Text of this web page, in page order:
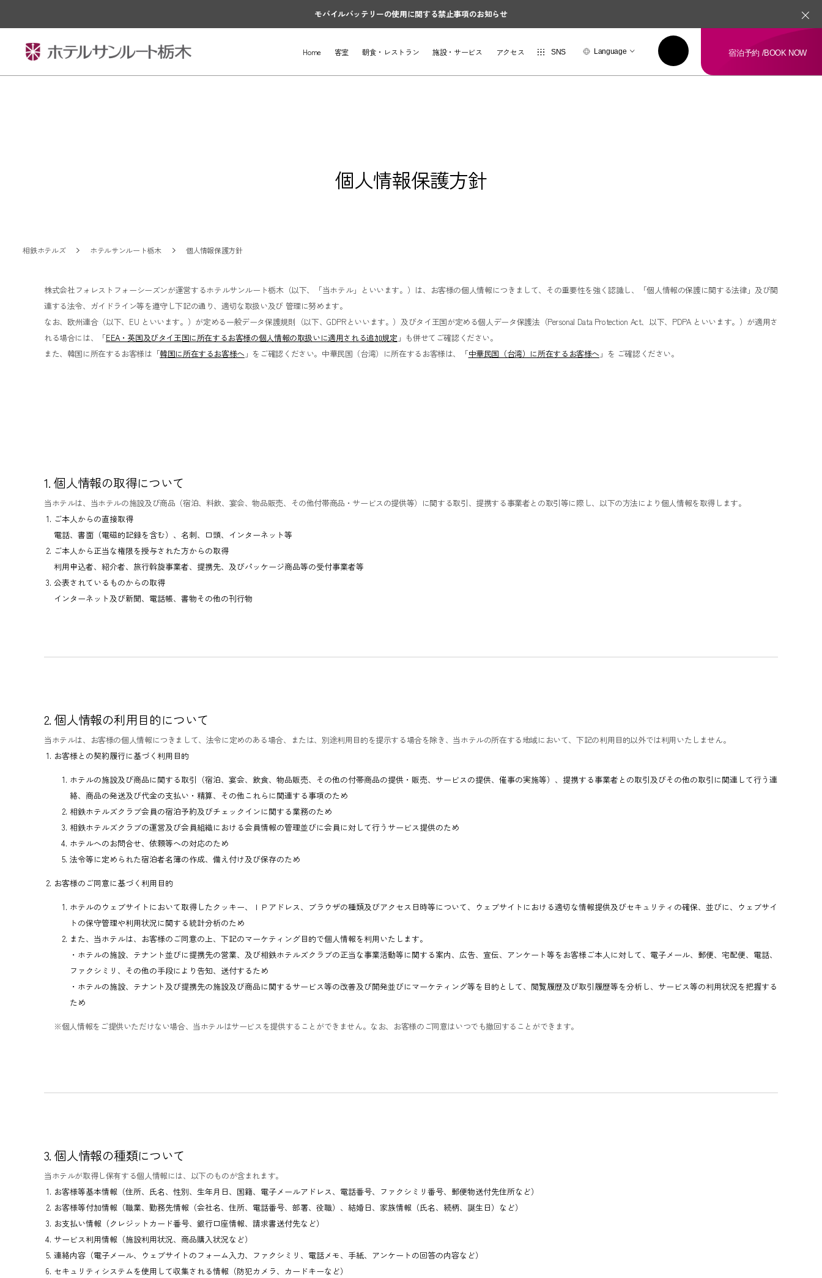
モバイルバッテリーの使用に関する禁止事項のお知らせ
Home 客室 朝食・レストラン 施設・サービス アクセス SNS Language 宿泊予約 /BOOK NOW
個人情報保護方針
相鉄ホテルズ ホテルサンルート栃木 個人情報保護方針
株式会社フォレストフォーシーズンが運営するホテルサンルート栃木（以下、「当ホテル」といいます。）は、お客様の個人情報につきまして、その重要性を強く認識し、「個人情報の保護に関する法律」及び関
連する法令、ガイドライン等を遵守し下記の通り、適切な取扱い及び 管理に努めます。
なお、欧州連合（以下、EU といいます。）が定める一般データ保護規則（以下、GDPRといいます。）及びタイ王国が定める個人データ保護法（Personal Data Protection Act、以下、PDPA といいます。）が適用さ
れる場合には、「EEA・英国及びタイ王国に所在するお客様の個人情報の取扱いに適用される追加規定 」も併せてご確認ください。
また、韓国に所在するお客様は「韓国に所在するお客様へ 」をご確認ください。中華民国（台湾）に所在するお客様は、「中華民国（台湾）に所在するお客様へ 」を ご確認ください。
1. 個人情報の取得について
当ホテルは、当ホテルの施設及び商品（宿泊、料飲、宴会、物品販売、その他付帯商品・サービスの提供等）に関する取引、提携する事業者との取引等に際し、以下の方法により個人情報を取得します。
ご本人からの直接取得
電話、書面（電磁的記録を含む）、名刺、口頭、インターネット等
ご本人から正当な権限を授与された方からの取得
利用申込者、紹介者、旅行斡旋事業者、提携先、及びパッケージ商品等の受付事業者等
公表されているものからの取得
インターネット及び新聞、電話帳、書物その他の刊行物
2. 個人情報の利用目的について
当ホテルは、お客様の個人情報につきまして、法令に定めのある場合、または、別途利用目的を提示する場合を除き、当ホテルの所在する地域において、下記の利用目的以外では利用いたしません。
お客様との契約履行に基づく利用目的
ホテルの施設及び商品に関する取引（宿泊、宴会、飲食、物品販売、その他の付帯商品の提供・販売、サービスの提供、催事の実施等）、提携する事業者との取引及びその他の取引に関連して行う連
絡、商品の発送及び代金の支払い・精算、その他これらに関連する事項のため
相鉄ホテルズクラブ会員の宿泊予約及びチェックインに関する業務のため
相鉄ホテルズクラブの運営及び会員組織における会員情報の管理並びに会員に対して行うサービス提供のため
ホテルへのお問合せ、依頼等への対応のため
法令等に定められた宿泊者名簿の作成、備え付け及び保存のため
お客様のご同意に基づく利用目的
ホテルのウェブサイトにおいて取得したクッキー、ＩＰアドレス、ブラウザの種類及びアクセス日時等について、ウェブサイトにおける適切な情報提供及びセキュリティの確保、並びに、ウェブサイ
トの保守管理や利用状況に関する統計分析のため
また、当ホテルは、お客様のご同意の上、下記のマーケティング目的で個人情報を利用いたします。
・ホテルの施設、テナント並びに提携先の営業、及び相鉄ホテルズクラブの正当な事業活動等に関する案内、広告、宣伝、アンケート等をお客様ご本人に対して、電子メール、郵便、宅配便、電話、
ファクシミリ、その他の手段により告知、送付するため
・ホテルの施設、テナント及び提携先の施設及び商品に関するサービス等の改善及び開発並びにマーケティング等を目的として、閲覧履歴及び取引履歴等を分析し、サービス等の利用状況を把握する
ため
※個人情報をご提供いただけない場合、当ホテルはサービスを提供することができません。なお、お客様のご同意はいつでも撤回することができます。
3. 個人情報の種類について
当ホテルが取得し保有する個人情報には、以下のものが含まれます。
お客様等基本情報（住所、氏名、性別、生年月日、国籍、電子メールアドレス、電話番号、ファクシミリ番号、郵便物送付先住所など）
お客様等付加情報（職業、勤務先情報（会社名、住所、電話番号、部署、役職）、結婚日、家族情報（氏名、続柄、誕生日）など）
お支払い情報（クレジットカード番号、銀行口座情報、請求書送付先など）
サービス利用情報（施設利用状況、商品購入状況など）
連絡内容（電子メール、ウェブサイトのフォーム入力、ファクシミリ、電話メモ、手紙、アンケートの回答の内容など）
セキュリティシステムを使用して収集される情報（防犯カメラ、カードキーなど）